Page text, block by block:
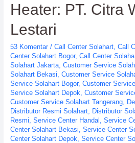
Wahana
Heater: PT. Citra
Lestari
53 Komentar / Call Center Solahart, Call
Center Solahart Bogor, Call Center
Solahart Jakarta, Customer Service
Solahart Bekasi Customer Service
Service Solahart Bogor, Customer
Service Solahart Depok Customer
Customer Service Solahart Tangerang,
Distributor Resmi Solahart, Distributor
Resmi Service Center Handal Service
Center Solahart Bekasi Service Center
Center Solahart Depok Service Center